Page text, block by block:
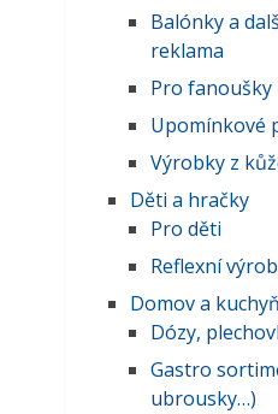
Balónky a
reklama
Pro fanoušky
Upomínkové
Výrobky z
Děti a hračky
Pro děti
Reflexní
Domov a kuchyň
Dózy,
Gastro
ubrousky…)